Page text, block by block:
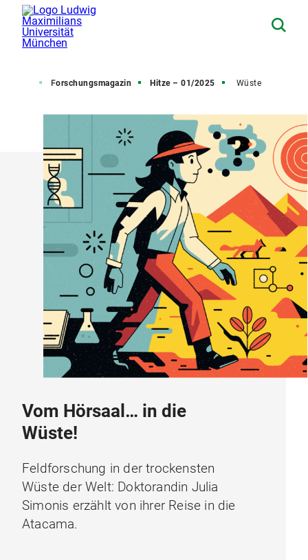
Forschungsmagazin Hitze – 01/2025 Wüste
Vom Hörsaal… in die
Wüste!
Feldforschung in der trockensten
Wüste der Welt: Doktorandin Julia
Simonis erzählt von ihrer Reise in die
Atacama.